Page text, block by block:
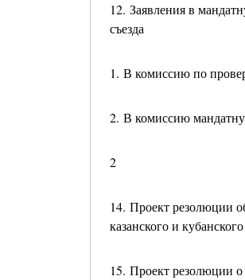
12. Заявления в
съезда
1. В комиссию по
2. В комиссию
2
14. Проект резолюции
казанского и
15. Проект резолюции о